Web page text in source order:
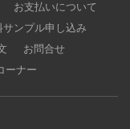
お支払いについて
サンプル申し込み
お問合せ
ーナー